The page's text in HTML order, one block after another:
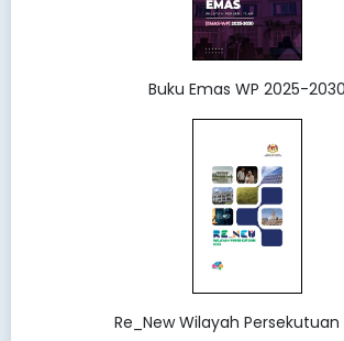
Buku Emas WP 2025-2030
Re_New Wilayah Persekutuan